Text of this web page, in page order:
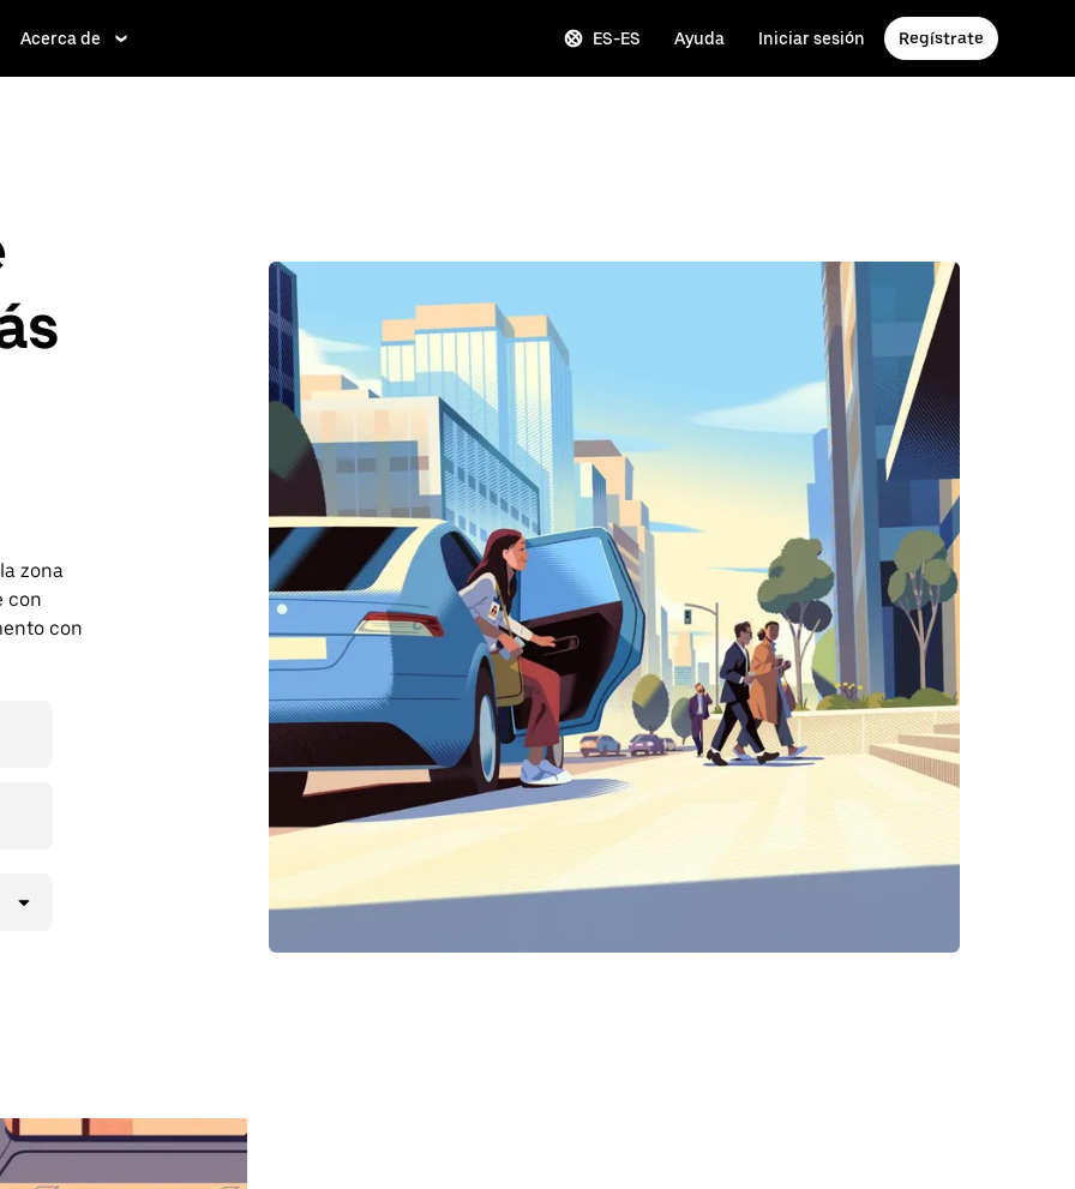
Acerca de ES-ES Ayuda Iniciar sesión Regístrate
zona
con
con